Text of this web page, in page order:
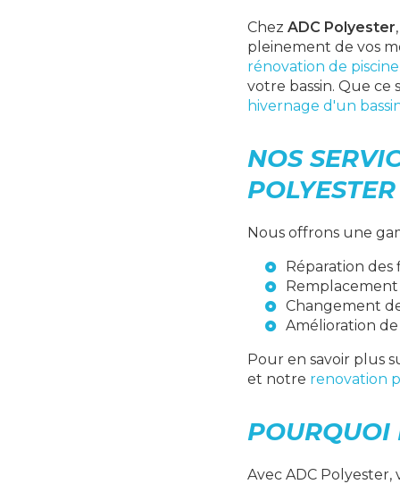
Chez ADC Polyester
pleinement de vos
rénovation de
votre bassin. Que ce
hivernage d'un
NOS
Nous offrons une
Réparation des
Changement
Amélioration
Pour en savoir plus
et notre renovation
POURQUOI
Avec ADC Polyester,